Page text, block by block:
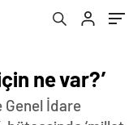
ne var?’
Genel İdare